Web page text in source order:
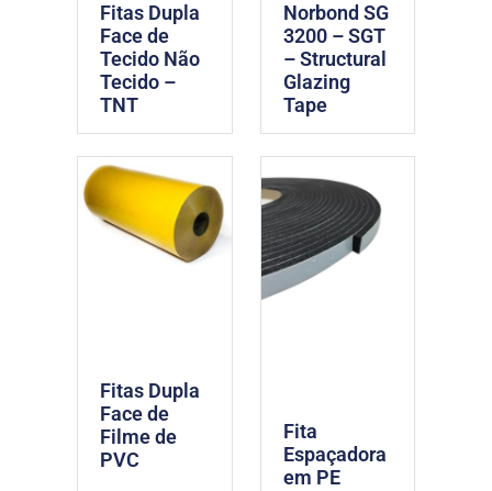
Fitas Dupla
Face de
Tecido Não
Tecido –
TNT
Norbond SG
3200 – SGT
– Structural
Glazing
Tape
Fitas Dupla
Face de
Filme de
PVC
Fita
Espaçadora
em PE